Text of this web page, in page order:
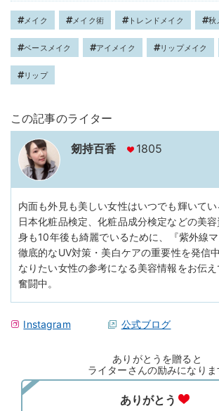
メイク メイク術 トレンドメイク 秋
ベースメイク アイメイク リップメイク
リップ
この記事のライター
剱持百香 1805
内面も外見も美しい女性はいつでも輝いてい
日本化粧品検定、化粧品成分検定などの美
身も10年後も綺麗でいるために、『紫外線
徹底的なUV対策・美白ケアの重要性を発信
なりたい女性の参考になる美容情報をお伝え
奮闘中。
Instagram 公式ブログ
ありがとうを贈ると
ライターさんの励みになりま